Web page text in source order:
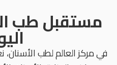
مستقبل طب
في مركز العالم لطب الأسنان،